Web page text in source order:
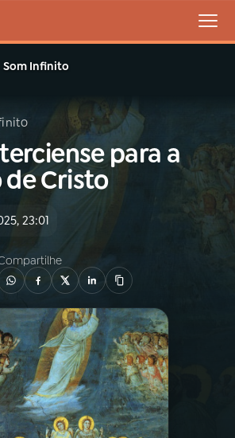
Buscar
Som Infinito
para a
de Cristo
23:01